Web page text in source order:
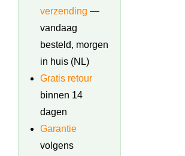
verzending —
vandaag
besteld, morgen
in huis (NL)
Gratis retour
binnen 14
dagen
Garantie
volgens